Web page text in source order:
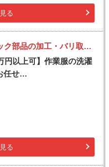
る
しっかり稼げる！大型トラック部品の加工・バリ取り作業！
円以上可】作業服の洗濯
任せ…
る